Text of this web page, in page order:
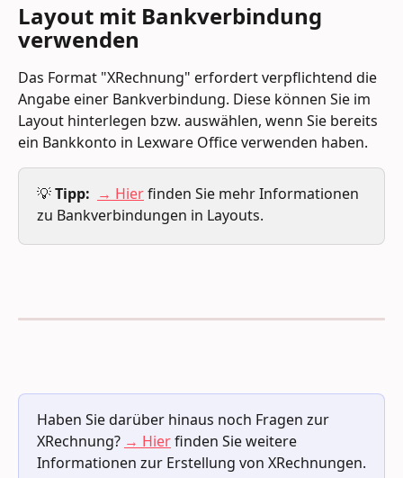
Layout mit Bankverbindung
verwenden
Das Format "XRechnung" erfordert verpflichtend die
Angabe einer Bankverbindung. Diese können Sie im
Layout hinterlegen bzw. auswählen, wenn Sie bereits
ein Bankkonto in Lexware Office verwenden haben.
💡 Tipp: → Hier finden Sie mehr Informationen
zu Bankverbindungen in Layouts.
Haben Sie darüber hinaus noch Fragen zur
XRechnung? → Hier finden Sie weitere
Informationen zur Erstellung von XRechnungen.